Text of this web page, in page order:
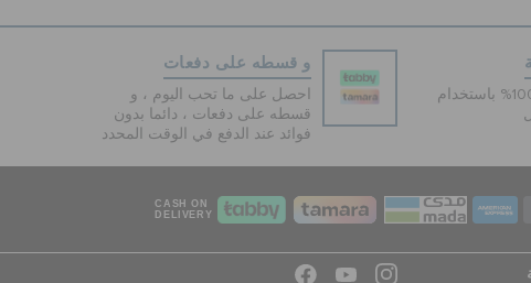
عمليات دفع آمنة 100% باستخدام
و قسطه على دفعات
احصل على ما تحب اليوم ، و
قسطه على دفعات ، دائما بدون
فوائد عند الدفع في الوقت المحدد
CASH ON
DELIVERY